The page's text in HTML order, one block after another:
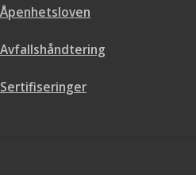
Åpenhetsloven
Avfallshåndtering
Sertifiseringer